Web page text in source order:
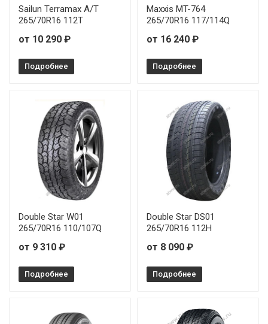
Sailun Terramax A/T
265/70R16 112T
от 10 290 ₽
Подробнее
Maxxis MT-764
265/70R16 117/114Q
от 16 240 ₽
Подробнее
Double Star W01
265/70R16 110/107Q
от 9 310 ₽
Подробнее
Double Star DS01
265/70R16 112H
от 8 090 ₽
Подробнее